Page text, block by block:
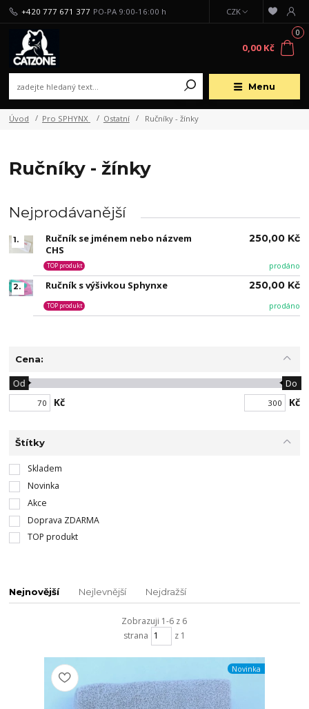
Menu
CZK
+420 777 671 377 PO-PA 9:00-16:00 h
0
0,00 Kč
Úvod Pro SPHYNX Ostatní Ručníky - žínky
Ručníky - žínky
Nejprodávanější
1.
Ručník se jménem nebo názvem
CHS
prodáno
TOP produkt
250,00 Kč
2. Ručník s výšivkou Sphynxe
prodáno
TOP produkt
250,00 Kč
Cena:
Kč
Od Do
Kč
Štítky
Skladem
Novinka
Akce
Doprava ZDARMA
TOP produkt
Nejnovější Nejlevnější Nejdražší
Zobrazuji 1-6 z 6
strana
z 1
Novinka